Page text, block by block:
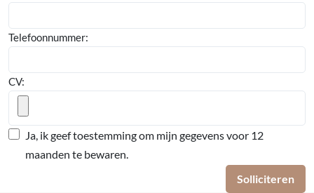
Telefoonnummer:
CV:
Ja, ik geef toestemming om mijn gegevens voor 12
maanden te bewaren.
Solliciteren